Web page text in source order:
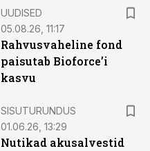
UUDISED
05.08.26, 11:17
Rahvusvaheline fond
paisutab Bioforce’i
kasvu
SISUTURUNDUS
01.06.26, 13:29
Nutikad akusalvestid